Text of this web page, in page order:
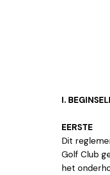
I.
EERSTE
Dit
Golf Club
het